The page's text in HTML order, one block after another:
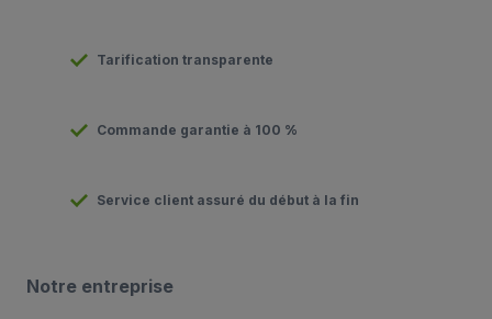
Tarification transparente
Commande garantie à 100 %
Service client assuré du début à la fin
Notre entreprise